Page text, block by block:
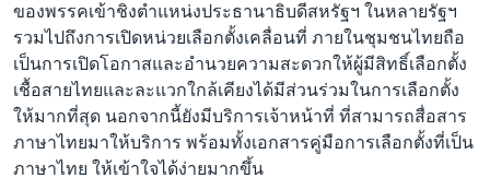
ของพรรคเข้าชิงตำแหน่งประธานาธิบดีสหรัฐฯ ในหลายรัฐฯ
รวมไปถึงการเปิดหน่วยเลือกตั้งเคลื่อนที่ ภายในชุมชนไทยถือ
เป็นการเปิดโอกาสและอำนวยความสะดวกให้ผู้มีสิทธิ์เลือกตั้ง
เชื้อสายไทยและละแวกใกล้เคียงได้มีส่วนร่วมในการเลือกตั้ง
ให้มากที่สุด นอกจากนี้ยังมีบริการเจ้าหน้าที่ ที่สามารถสื่อสาร
ภาษาไทยมาให้บริการ พร้อมทั้งเอกสารคู่มือการเลือกตั้งที่เป็น
ภาษาไทย ให้เข้าใจได้ง่ายมากขึ้น